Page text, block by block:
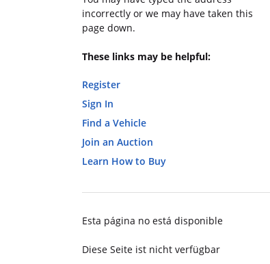
incorrectly or we may have taken this
page down.
These links may be helpful:
Register
Sign In
Find a Vehicle
Join an Auction
Learn How to Buy
Esta página no está disponible
Diese Seite ist nicht verfügbar